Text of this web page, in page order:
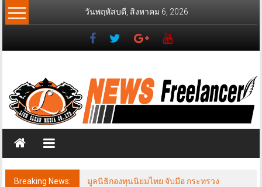
Skip
to
วันพฤหัสบดี, สิงหาคม 6, 2026
News
Freelancer
วส์
ฟรี
แลน
เซอร์
Breaking News:
มูลนิธิกองทุนนิยมไทย จับมือ กระทรวง